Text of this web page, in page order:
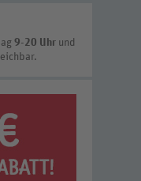
9-20 Uhr und